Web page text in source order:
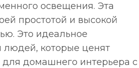
освещения. Эта
простотой и высокой
Это идеальное
которые ценят
домашнего интерьера с